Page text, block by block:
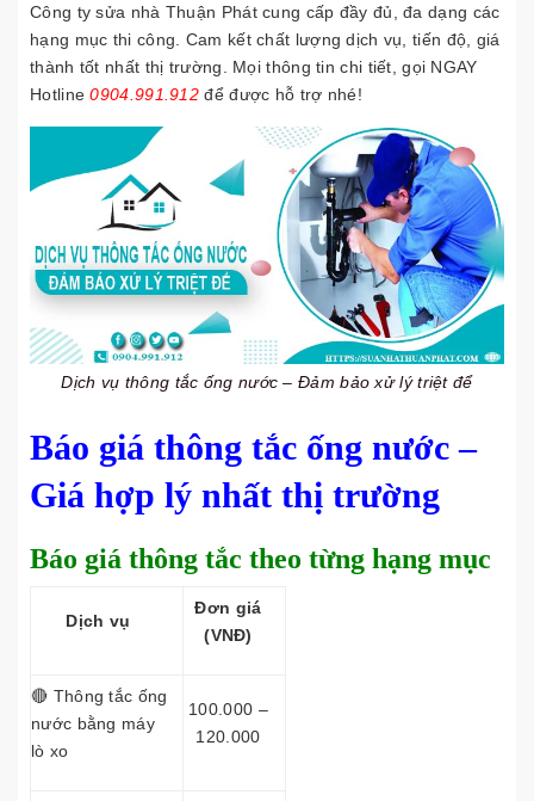
Công ty sửa nhà Thuận Phát cung cấp đầy đủ, đa dạng các
hạng mục thi công. Cam kết chất lượng dịch vụ, tiến độ, giá
thành tốt nhất thị trường. Mọi thông tin chi tiết, gọi NGAY
Hotline0904.991.912 để được hỗ trợ nhé!
Dịch vụ thông tắc ống nước – Đảm bảo xử lý triệt để
Báo giá thông tắc ống nước –
Giá hợp lý nhất thị trường
Báo giá thông tắc theo từng hạng mục
Dịch vụ
Đơn giá
(VNĐ)
🔴 Thông tắc ống
nước bằng máy
lò xo
100.000 –
120.000